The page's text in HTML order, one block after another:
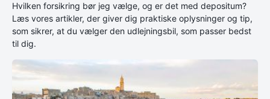
Hvilken forsikring bør jeg vælge, og er det med depositum?
Læs vores artikler, der giver dig praktiske oplysninger og tip,
som sikrer, at du vælger den udlejningsbil, som passer bedst
til dig.